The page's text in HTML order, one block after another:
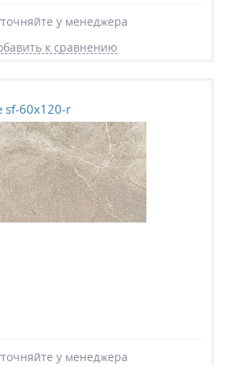
у менеджера
к сравнению
sf-60x120-r
у менеджера